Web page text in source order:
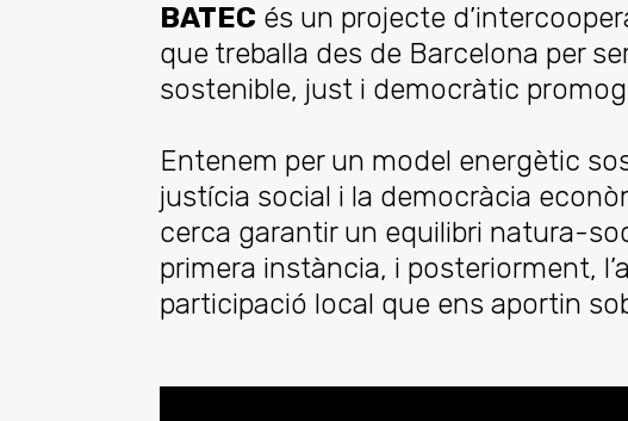
BATEC és un projecte
que treballa des de Barcelona per
sostenible, just i democràtic
Entenem per un model energètic
justícia social i la democràcia
cerca garantir un equilibri natura-
primera instància, i posteriorment,
participació local que ens aportin